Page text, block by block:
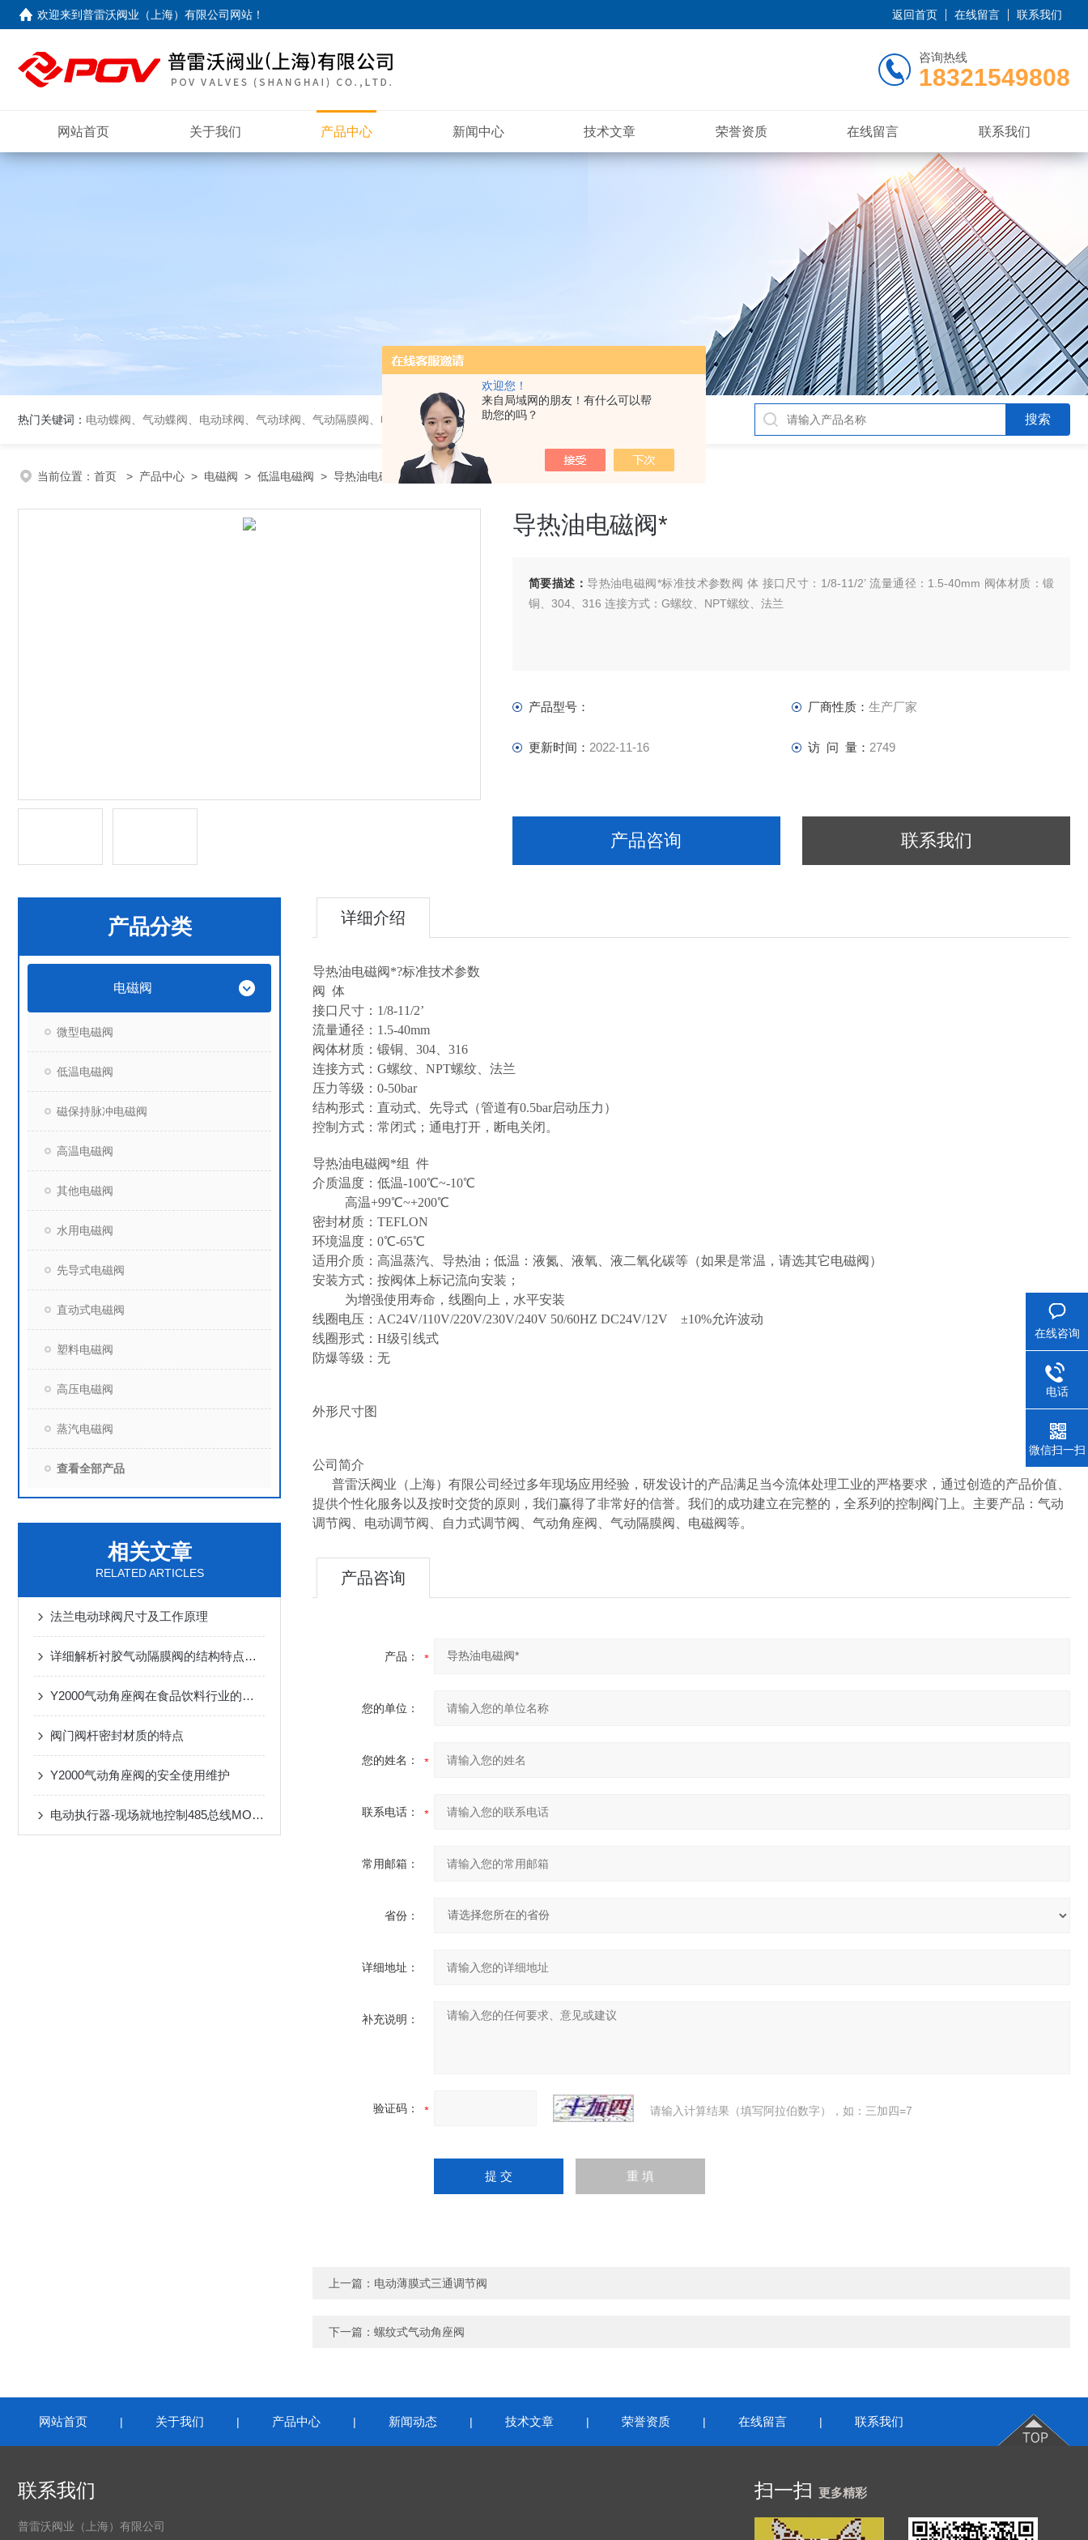
欢迎您！
来自局域网的朋友！有什么可以帮
助您的吗？
欢迎来到普雷沃阀业（上海）有限公司网站 ！ 返回首页 在线留言 联系我们
咨询热线
18321549808
网站首页 关于我们 产品中心 新闻中心 技术文章 荣誉资质 在线留言 联系我们
热门关键词： 电动蝶阀、气动蝶阀、电动球阀、气动球阀、气动隔膜阀、电磁阀、调节阀、气动角座阀
当前位置： 首页 > 产品中心 > 电磁阀 > 低温电磁阀 > 导热油电磁阀*
导热油电磁阀*
简要描述：导热油电磁阀*​标准技术参数阀 体 接口尺寸：1/8-11/2’ 流量通径：1.5-40mm 阀体材质：锻
铜、304、316 连接方式：G螺纹、NPT螺纹、法兰
产品型号： 厂商性质： 生产厂家
更新时间： 2022-11-16 访 问 量： 2749
产品咨询 联系我们
产品分类
电磁阀
微型电磁阀
低温电磁阀
磁保持脉冲电磁阀
高温电磁阀
其他电磁阀
水用电磁阀
先导式电磁阀
直动式电磁阀
塑料电磁阀
高压电磁阀
蒸汽电磁阀
查看全部产品
相关文章
RELATED ARTICLES
法兰电动球阀尺寸及工作原理
详细解析衬胶气动隔膜阀的结构特点和作用原理
Y2000气动角座阀在食品饮料行业的卫生级应用规范
阀门阀杆密封材质的特点
Y2000气动角座阀的安全使用维护
电动执行器-现场就地控制485总线MODBUS控制
详细介绍
导热油电磁阀*?标准技术参数
阀 体
接口尺寸：1/8-11/2’
流量通径：1.5-40mm
阀体材质：锻铜、304、316
连接方式：G螺纹、NPT螺纹、法兰
压力等级：0-50bar
结构形式：直动式、先导式（管道有0.5bar启动压力）
控制方式：常闭式；通电打开，断电关闭。
导热油电磁阀*组 件
介质温度：低温-100℃~-10℃
高温+99℃~+200℃
密封材质：TEFLON
环境温度：0℃-65℃
适用介质：高温蒸汽、导热油；低温：液氮、液氧、液二氧化碳等（如果是常温，请选其它电磁阀）
安装方式：按阀体上标记流向安装；
为增强使用寿命，线圈向上，水平安装
线圈电压：AC24V/110V/220V/230V/240V 50/60HZ DC24V/12V ±10%允许波动
线圈形式：H级引线式
防爆等级：无
外形尺寸图
公司简介
普雷沃阀业（上海）有限公司经过多年现场应用经验，研发设计的产品满足当今流体处理工业的严格要求，通过创造的产品价值、
提供个性化服务以及按时交货的原则，我们赢得了非常好的信誉。我们的成功建立在完整的，全系列的控制阀门上。主要产品：气动
调节阀、电动调节阀、自力式调节阀、气动角座阀、气动隔膜阀、电磁阀等。
产品咨询
产品：
您的单位：
您的姓名：
联系电话：
常用邮箱：
省份：
详细地址：
补充说明：
验证码： 请输入计算结果（填写阿拉伯数字），如：三加四=7
上一篇： 电动薄膜式三通调节阀
下一篇： 螺纹式气动角座阀
网站首页 | 关于我们 | 产品中心 | 新闻动态 | 技术文章 | 荣誉资质 | 在线留言 | 联系我们
联系我们
普雷沃阀业（上海）有限公司
扫一扫 更多精彩
在线咨询
电话
微信扫一扫